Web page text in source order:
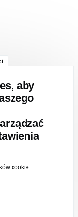
aby
cookie